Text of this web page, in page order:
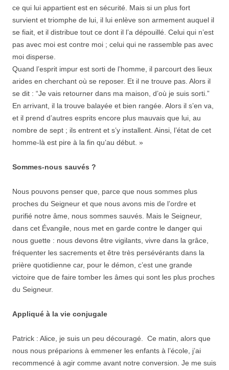
ce qui lui appartient est en sécurité. Mais si un plus fort
survient et triomphe de lui, il lui enlève son armement auquel il
se fiait, et il distribue tout ce dont il l’a dépouillé. Celui qui n’est
pas avec moi est contre moi ; celui qui ne rassemble pas avec
moi disperse.
Quand l’esprit impur est sorti de l’homme, il parcourt des lieux
arides en cherchant où se reposer. Et il ne trouve pas. Alors il
se dit : “Je vais retourner dans ma maison, d’où je suis sorti.”
En arrivant, il la trouve balayée et bien rangée. Alors il s’en va,
et il prend d’autres esprits encore plus mauvais que lui, au
nombre de sept ; ils entrent et s’y installent. Ainsi, l’état de cet
homme-là est pire à la fin qu’au début. »
Sommes-nous sauvés ?
Nous pouvons penser que, parce que nous sommes plus
proches du Seigneur et que nous avons mis de l’ordre et
purifié notre âme, nous sommes sauvés. Mais le Seigneur,
dans cet Évangile, nous met en garde contre le danger qui
nous guette : nous devons être vigilants, vivre dans la grâce,
fréquenter les sacrements et être très persévérants dans la
prière quotidienne car, pour le démon, c’est une grande
victoire que de faire tomber les âmes qui sont les plus proches
du Seigneur.
Appliqué à la vie conjugale
Patrick : Alice, je suis un peu découragé. Ce matin, alors que
nous nous préparions à emmener les enfants à l’école, j’ai
recommencé à agir comme avant notre conversion. Je me suis